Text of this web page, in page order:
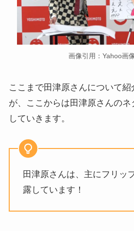
画像引用：Yahoo画
ここまで田津原さんについて紹
が、ここからは田津原さんの
していきます。
田津原さんは、主にフリッ
露しています！